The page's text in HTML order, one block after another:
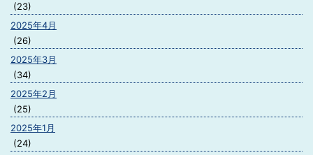
(23)
2025年4月
(26)
2025年3月
(34)
2025年2月
(25)
2025年1月
(24)